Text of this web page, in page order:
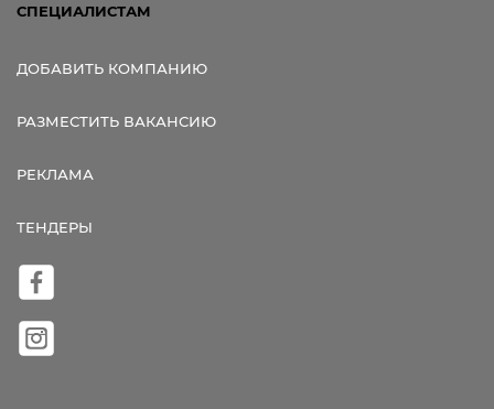
СПЕЦИАЛИСТАМ
ДОБАВИТЬ КОМПАНИЮ
РАЗМЕСТИТЬ ВАКАНСИЮ
РЕКЛАМА
ТЕНДЕРЫ